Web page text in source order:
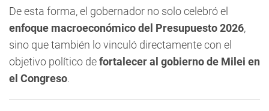
De esta forma, el gobernador no solo celebró el
enfoque macroeconómico del Presupuesto 2026,
sino que también lo vinculó directamente con el
objetivo político defortalecer al gobierno de Milei en
el Congreso.